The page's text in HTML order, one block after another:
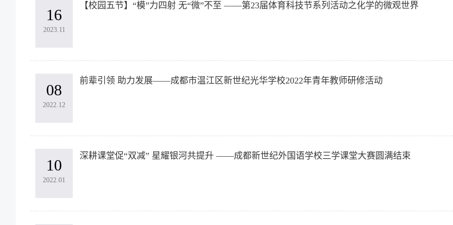
16
2023.11
【校园五节】“模”力四射 无“微”不至 ——第23届体育科技节系列活动之化学的微观世界
08
2022.12
前辈引领 助力发展——成都市温江区新世纪光华学校2022年青年教师研修活动
10
2022.01
深耕课堂促“双减” 星耀银河共提升 ——成都新世纪外国语学校三学课堂大赛圆满结束